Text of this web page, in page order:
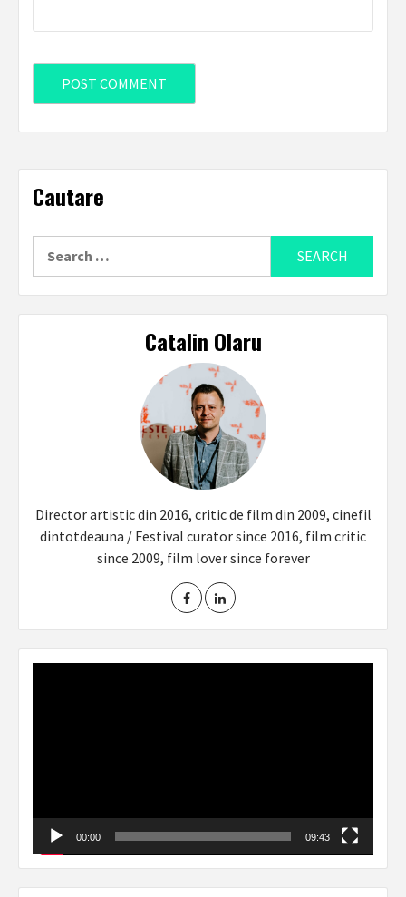
Cautare
for:
Catalin Olaru
Director artistic din 2016, critic de film din 2009, cinefil
dintotdeauna / Festival curator since 2016, film critic
since 2009, film lover since forever
00:00 09:43